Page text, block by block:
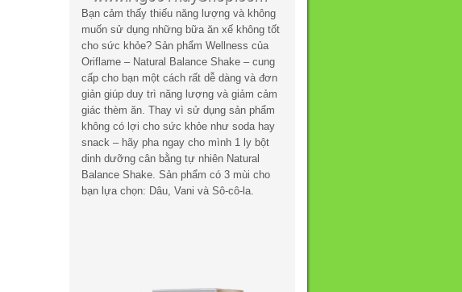
Bạn cảm thấy thiếu năng lượng và không
muốn sử dụng những bữa ăn xế không tốt
cho sức khỏe? Sản phẩm Wellness của
Oriflame – Natural Balance Shake – cung
cấp cho bạn một cách rất dễ dàng và đơn
giản giúp duy trì năng lượng và giảm cảm
giác thèm ăn. Thay vì sử dụng sản phẩm
không có lợi cho sức khỏe như soda hay
snack – hãy pha ngay cho mình 1 ly bột
dinh dưỡng cân bằng tự nhiên Natural
Balance Shake. Sản phẩm có 3 mùi cho
bạn lựa chọn: Dâu, Vani và Sô-cô-la.